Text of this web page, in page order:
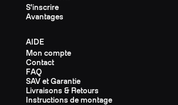
S'inscrire
Avantages
AIDE
Mon compte
Contact
FAQ
SAV et Garantie
Livraisons & Retours
Instructions de montage